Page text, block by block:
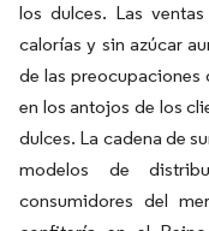
los dulces. Las
calorías y sin azúcar
de las preocupaciones
en los antojos de los
dulces. La cadena de
modelos de
consumidores del